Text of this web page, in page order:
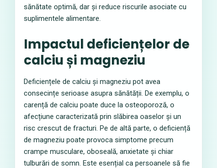
sănătate optimă, dar și reduce riscurile asociate cu
suplimentele alimentare.
Impactul deficiențelor de
calciu și magneziu
Deficiențele de calciu și magneziu pot avea
consecințe serioase asupra sănătății. De exemplu, o
carență de calciu poate duce la osteoporoză, o
afecțiune caracterizată prin slăbirea oaselor și un
risc crescut de fracturi. Pe de altă parte, o deficiență
de magneziu poate provoca simptome precum
crampe musculare, oboseală, anxietate și chiar
tulburări de somn. Este esențial ca persoanele să fie